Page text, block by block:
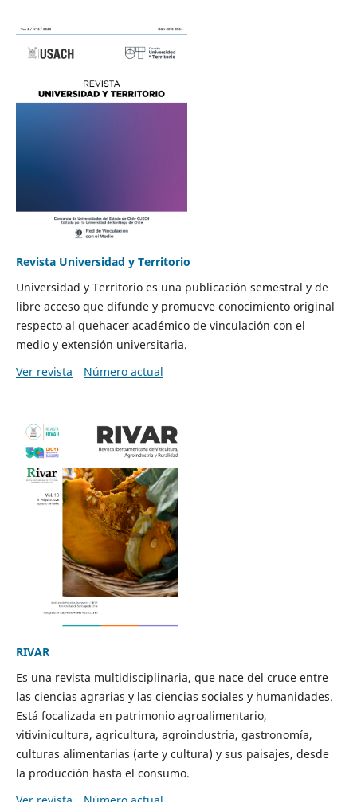
Revista Universidad y Territorio
Universidad y Territorio es una publicación semestral y de
libre acceso que difunde y promueve conocimiento original
respecto al quehacer académico de vinculación con el
medio y extensión universitaria.
Ver revista
Número actual
RIVAR
Es una revista multidisciplinaria, que nace del cruce entre
las ciencias agrarias y las ciencias sociales y humanidades.
Está focalizada en patrimonio agroalimentario,
vitivinicultura, agricultura, agroindustria, gastronomía,
culturas alimentarias (arte y cultura) y sus paisajes, desde
la producción hasta el consumo.